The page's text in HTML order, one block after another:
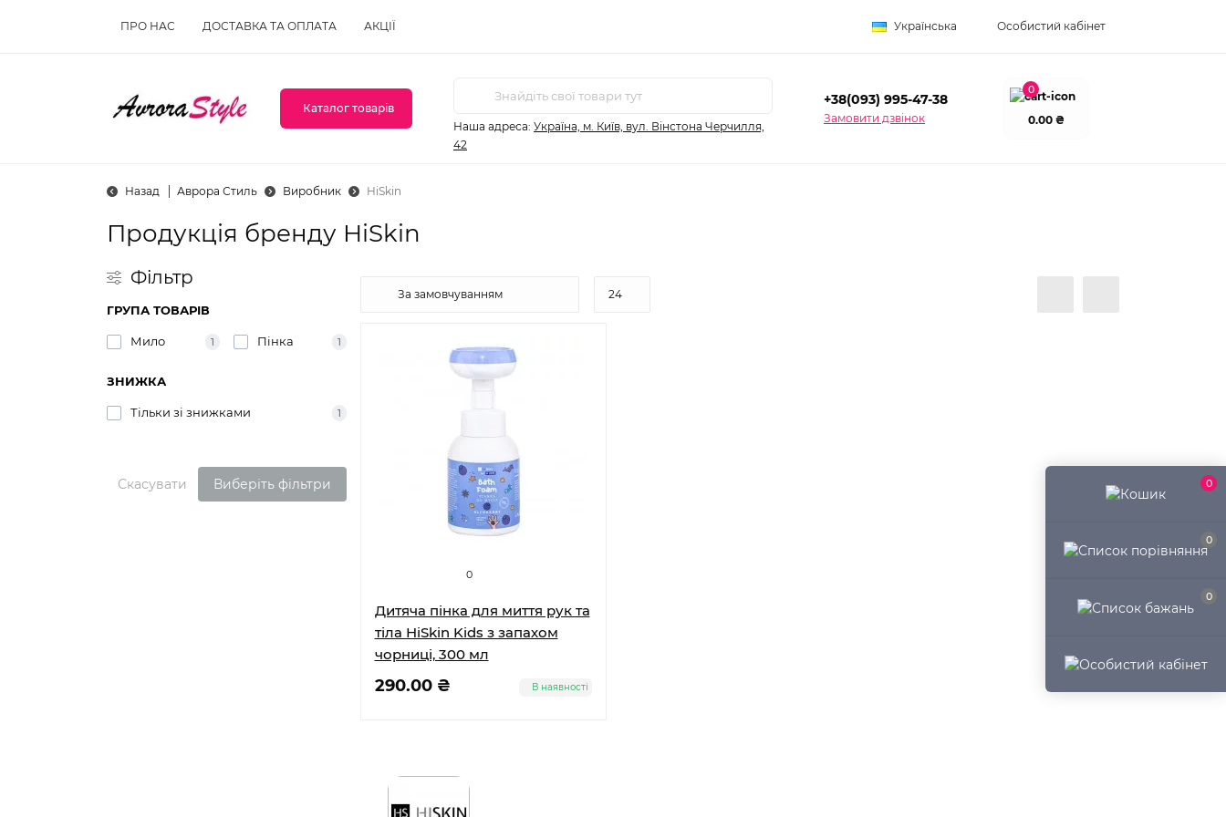
0
0
0
ПРО НАС ДОСТАВКА ТА ОПЛАТА АКЦІЇ Українська Особистий кабінет
Каталог товарів
Наша адреса: Україна, м. Київ, вул. Вінстона Черчилля,
42
+38(093) 995-47-38
Замовити дзвінок
0
0.00 ₴
Назад Аврора Стиль Виробник HiSkin
Продукція бренду HiSkin
Фільтр
ГРУПА ТОВАРІВ
Мило 1 Пінка 1
ЗНИЖКА
Тільки зі знижками 1
Скасувати Виберіть фільтри
0
Дитяча пінка для миття рук та
тіла HiSkin Kids з запахом
чорниці, 300 мл
290.00 ₴ В наявності